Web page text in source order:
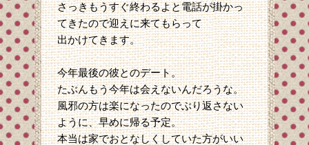
さっきもうすぐ終わるよと電話が掛かっ
てきたので迎えに来てもらって
出かけてきます。
今年最後の彼とのデート。
たぶんもう今年は会えないんだろうな。
風邪の方は楽になったのでぶり返さない
ように、早めに帰る予定。
本当は家でおとなしくしていた方がいい